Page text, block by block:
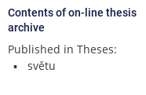
Contents of on-line thesis
archive
Published in Theses:
světu